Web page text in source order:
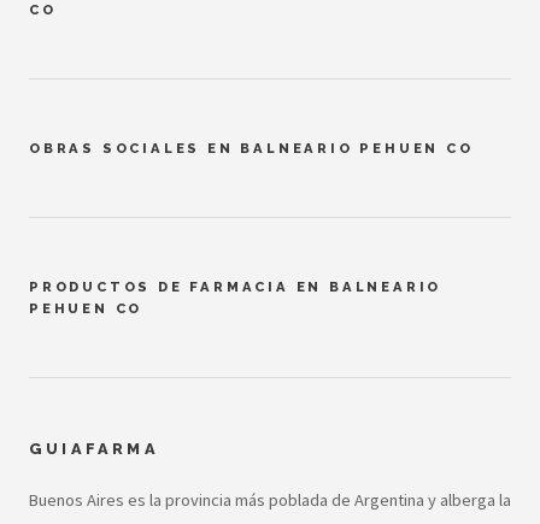
CO
OBRAS SOCIALES EN BALNEARIO PEHUEN CO
PRODUCTOS DE FARMACIA EN BALNEARIO
PEHUEN CO
GUIAFARMA
Buenos Aires es la provincia más poblada de Argentina y alberga la